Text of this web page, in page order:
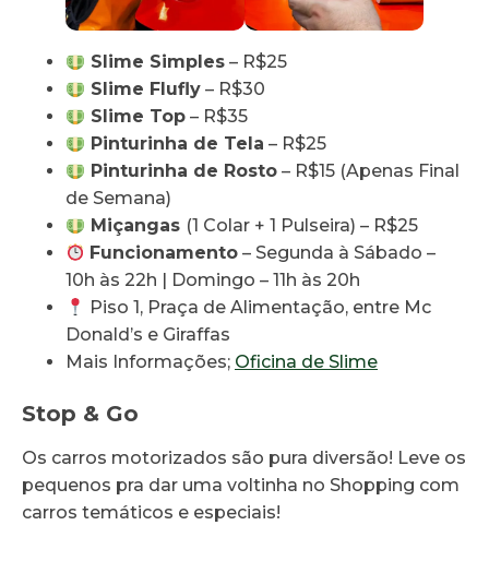
Slime Simples – R$25
Slime Flufly – R$30
Slime Top – R$35
Pinturinha de Tela – R$25
Pinturinha de Rosto – R$15 (Apenas Final
de Semana)
Miçangas (1 Colar + 1 Pulseira) – R$25
Funcionamento – Segunda à Sábado –
10h às 22h | Domingo – 11h às 20h
Piso 1, Praça de Alimentação, entre Mc
Donald’s e Giraffas
Mais Informações; Oficina de Slime
Stop & Go
Os carros motorizados são pura diversão! Leve os
pequenos pra dar uma voltinha no Shopping com
carros temáticos e especiais!